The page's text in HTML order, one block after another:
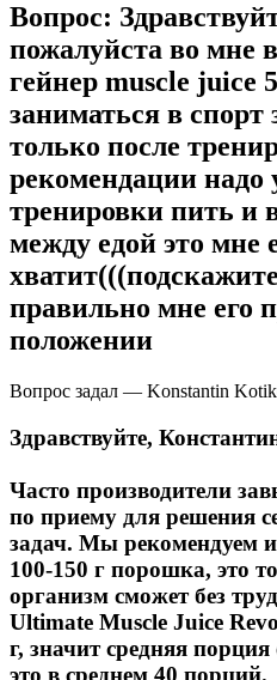
Вопрос:
пожалуйста во мне
гейнер muscle juice
заниматься в спорт
только после
рекомендации надо
тренировки пить и
между едой это мне
правильно мне его
положении
Вопрос задал — Konstantin
Здравствуйте,
Часто производители
по приему для решения
задач. Мы рекомендуем
100-150 г порошка, это
организм сможет без
Ultimate Muscle Juice
г, значит средняя
это в среднем 40 порций.